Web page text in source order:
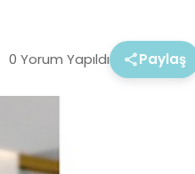
0 Yorum Yapıldı Paylaş